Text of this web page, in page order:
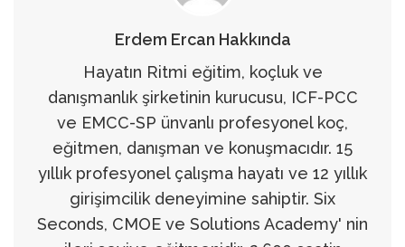
Erdem Ercan Hakkında
Hayatın Ritmi eğitim, koçluk ve
danışmanlık şirketinin kurucusu, ICF-PCC
ve EMCC-SP ünvanlı profesyonel koç,
eğitmen, danışman ve konuşmacıdır. 15
yıllık profesyonel çalışma hayatı ve 12 yıllık
girişimcilik deneyimine sahiptir. Six
Seconds, CMOE ve Solutions Academy' nin